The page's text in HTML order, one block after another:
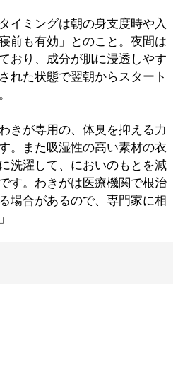
イミングは朝の身支度時や入
前も有効」とのこと。夜間は
おり、成分が肌に浸透しやす
れた状態で翌朝からスタート
きが専用の、体臭を抑える力
。また吸湿性の高い素材の衣
洗濯して、においのもとを減
す。わきがは医療機関で根治
場合があるので、専門家に相